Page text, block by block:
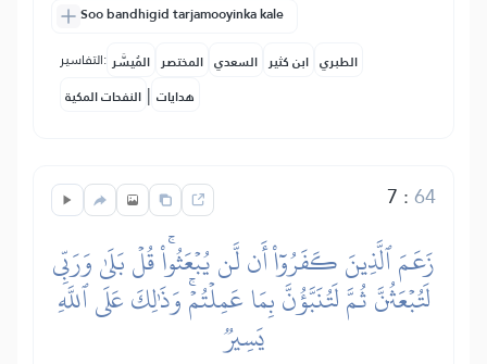
Soo bandhigid tarjamooyinka kale
التفاسير: المُيسَّر المختصر السعدي ابن كثير الطبري
النفحات المكية | هدايات
7 :64
زَعَمَ ٱلَّذِينَ كَفَرُوٓاْ أَن لَّن يُبۡعَثُواْۚ قُلۡ بَلَىٰ وَرَبِّي
لَتُبۡعَثُنَّ ثُمَّ لَتُنَبَّؤُنَّ بِمَا عَمِلۡتُمۡۚ وَذَٰلِكَ عَلَى ٱللَّهِ
يَسِيرٞ